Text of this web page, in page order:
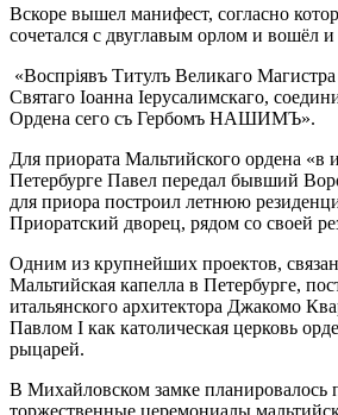
Вскоре вышел манифест, согласно
сочетался с двуглавым орлом и вошёл
«Воспрiявъ Титулъ Великаго
Святаго Iоанна Iерусалимскаго,
Ордена сего съ Гербомъ НАШИМЪ».
Для приората Мальтийского ордена «в
Петербурге Павел передал бывший
для приора построил летнюю
Приоратский дворец, рядом со своей
Одним из крупнейших проектов,
Мальтийская капелла в Петербурге,
итальянского архитектора Джакомо
Павлом I как католическая церковь
рыцарей.
В Михайловском замке планировалось
торжественные церемониалы